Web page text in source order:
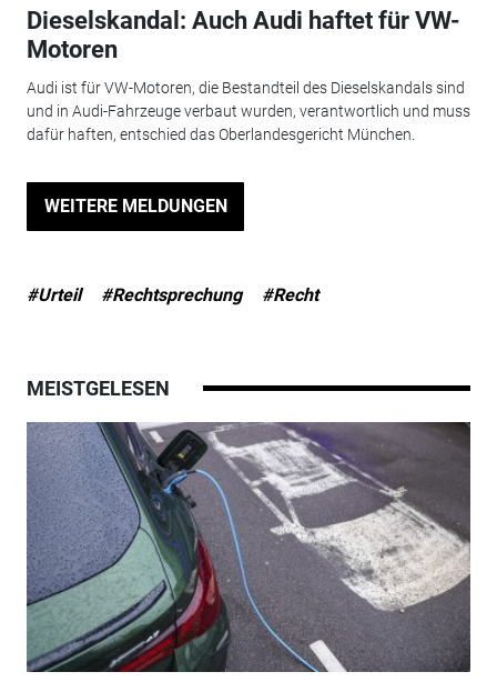
Dieselskandal: Auch Audi haftet für VW-
Motoren
Audi ist für VW-Motoren, die Bestandteil des Dieselskandals sind
und in Audi-Fahrzeuge verbaut wurden, verantwortlich und muss
dafür haften, entschied das Oberlandesgericht München.
WEITERE MELDUNGEN
#Urteil #Rechtsprechung #Recht
MEISTGELESEN